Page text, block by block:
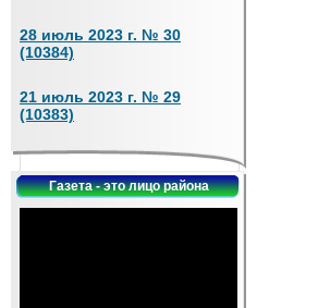
28 июль 2023 г. № 30
(10384)
21 июль 2023 г. № 29
(10383)
Газета - это лицо района